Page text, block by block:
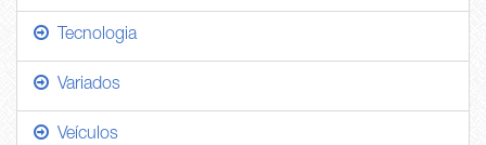
Tecnologia
Variados
Veículos